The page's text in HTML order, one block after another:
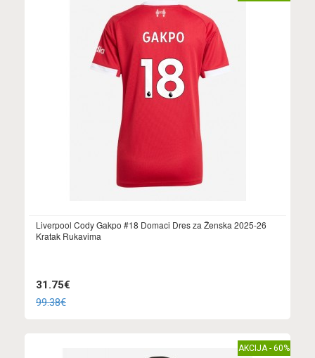
Liverpool Cody Gakpo #18 Domaci Dres za Ženska 2025-26
Kratak Rukavima
31.75€
99.38€
AKCIJA - 60%